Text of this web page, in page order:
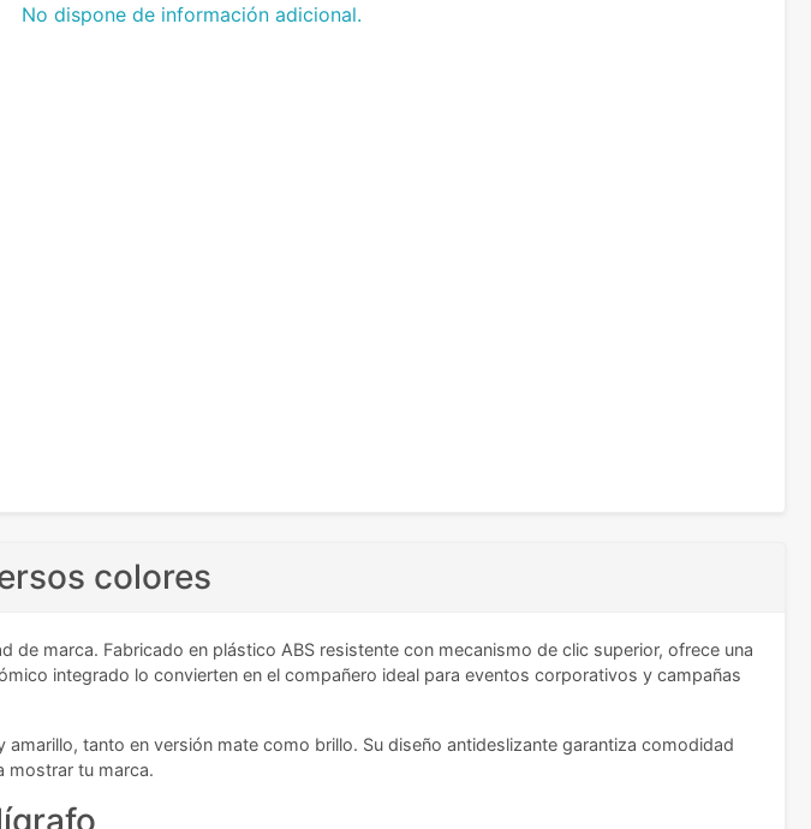
No dispone de información adicional.
colores
de marca. Fabricado en plástico ABS resistente con mecanismo de clic superior, ofrece una
integrado lo convierten en el compañero ideal para eventos corporativos y campañas
tanto en versión mate como brillo. Su diseño antideslizante garantiza comodidad
mostrar tu marca.